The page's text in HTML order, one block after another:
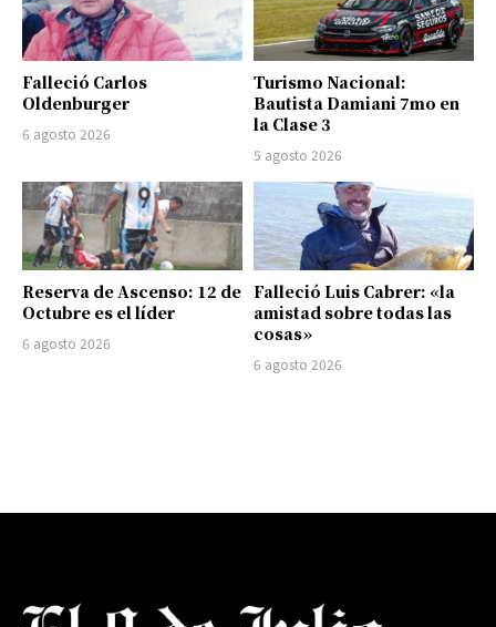
Falleció Carlos
Oldenburger
6 agosto 2026
Turismo Nacional:
Bautista Damiani 7mo en
la Clase 3
5 agosto 2026
Reserva de Ascenso: 12 de
Octubre es el líder
6 agosto 2026
Falleció Luis Cabrer: «la
amistad sobre todas las
cosas»
6 agosto 2026